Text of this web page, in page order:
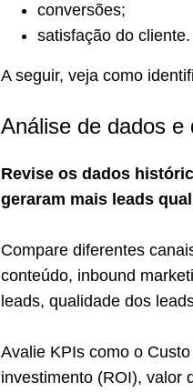
conversões;
satisfação do cliente.
A seguir, veja como
Análise de dados e
Revise os dados
geraram mais leads
Compare diferentes
conteúdo, inbound
leads, qualidade dos
Avalie KPIs como o
investimento (ROI), valor